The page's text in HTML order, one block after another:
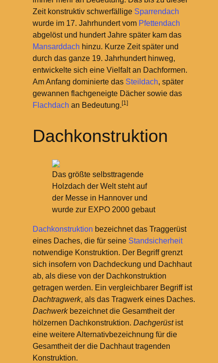
Zeit konstruktiv schwerfällige Sparrendach
wurde im 17. Jahrhundert vom Pfettendach
abgelöst und hundert Jahre später kam das
Mansarddach hinzu. Kurze Zeit später und
durch das ganze 19. Jahrhundert hinweg,
entwickelte sich eine Vielfalt an Dachformen.
Am Anfang dominierte das Steildach, später
gewannen flachgeneigte Dächer sowie das
Flachdach an Bedeutung. [1]
Dachkonstruktion
Das größte selbsttragende
Holzdach der Welt steht auf
der Messe in Hannover und
wurde zur EXPO 2000 gebaut
Dachkonstruktion bezeichnet das Traggerüst
eines Daches, die für seine Standsicherheit
notwendige Konstruktion. Der Begriff grenzt
sich insofern von Dachdeckung und Dachhaut
ab, als diese von der Dachkonstruktion
getragen werden. Ein vergleichbarer Begriff ist
Dachtragwerk, als das Tragwerk eines Daches.
Dachwerkbezeichnet die Gesamtheit der
hölzernen Dachkonstruktion. Dachgerüstist
eine weitere Alternativbezeichnung für die
Gesamtheit der die Dachhaut tragenden
Konstruktion.